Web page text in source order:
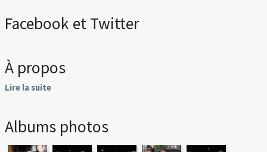
Facebook et Twitter
À propos
Lire la suite
Albums photos